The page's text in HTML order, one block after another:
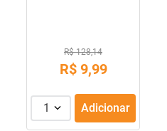
R$ 128,14
R$ 9,99
1 Adicionar